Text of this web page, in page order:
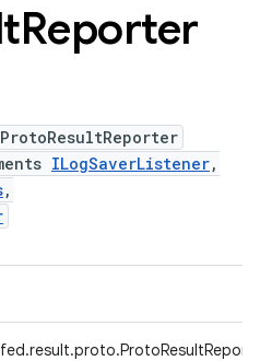
Reporter
ILogSaverListener,
,